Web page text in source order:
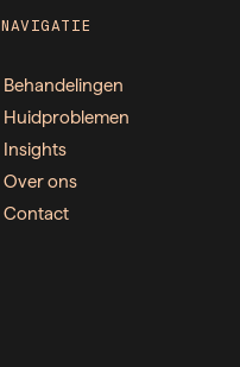
NAVIGATIE
Behandelingen
Huidproblemen
Insights
Over ons
Contact